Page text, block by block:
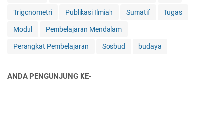
Trigonometri Publikasi Ilmiah Sumatif Tugas
Modul Pembelajaran Mendalam
Perangkat Pembelajaran Sosbud budaya
ANDA PENGUNJUNG KE-